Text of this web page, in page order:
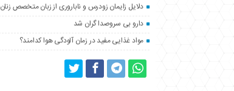
دلایل زایمان زودرس و ناباروری از زبان متخصص زنان
دارو بی سروصدا گران شد
مواد غذایی مفید در زمان آلودگی هوا کدامند؟